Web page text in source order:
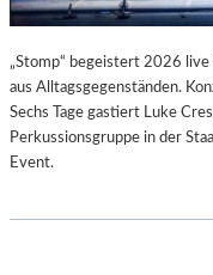
„Stomp“ begeistert 2026
aus Alltagsgegenständen.
Sechs Tage gastiert Luke
Perkussionsgruppe in der
Event.